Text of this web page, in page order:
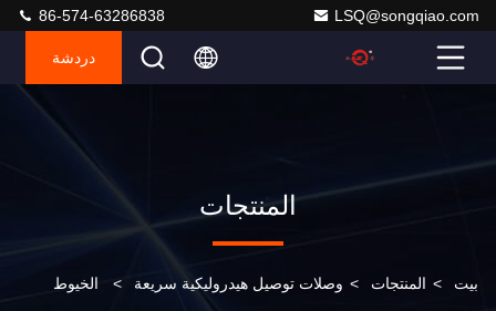
LSQ@songqiao.com
86-574-63286838
دردشة
المنتجات
بيت > المنتجات > وصلات توصيل هيدروليكية سريعة > الخيوط